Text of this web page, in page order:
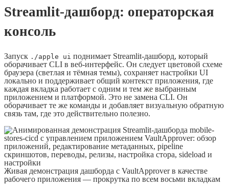
Streamlit-дашборд: операторская
консоль
Запуск ./apple ui поднимает Streamlit-дашборд, который
оборачивает CLI в веб-интерфейс. Он следует цветовой схеме
браузера (светлая и тёмная темы), сохраняет настройки UI
локально и поддерживает общий контекст приложения, где
каждая вкладка работает с одним и тем же выбранным
приложением и платформой. Это не замена CLI. Он
оборачивает те же команды и добавляет визуальную обратную
связь там, где это действительно полезно.
Живая демонстрация дашборда с VaultApprover в качестве
рабочего приложения — прокрутка по всем восьми вкладкам